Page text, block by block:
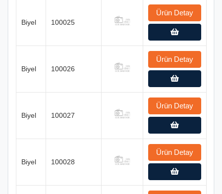
Biyel 100025
Ürün Detay
Biyel 100026
Ürün Detay
Biyel 100027
Ürün Detay
Biyel 100028
Ürün Detay